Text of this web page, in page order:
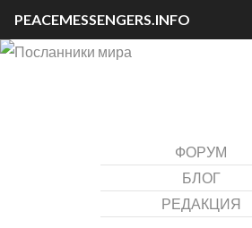
ФОРУМ
БЛОГ
РЕДАКЦИЯ
PEACEMESSENGERS.INFO